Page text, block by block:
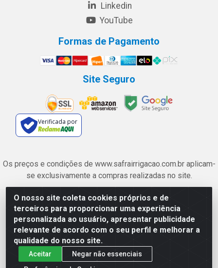
O nosso site coleta cookies próprios e de
terceiros para proporcionar uma experiência
personalizada ao usuário, apresentar publicidade
relevante de acordo com o seu perfil e melhorar a
qualidade do nosso site.
Aceitar
Negar não essenciais
Linkedin
YouTube
Formas de Pagamento
Site Seguro
Verificada por
Os preços e condições de www.safrairrigacao.com.br aplicam-
se exclusivamente a compras realizadas no site.
Safra Agrícola e Pecuária LTDA - Avenida Castelo Branco, 5330 -
Esplanada dos Anicuns, Goiânia/GO - CEP 74.433-205 - CNPJ
06.315.490/0001-00